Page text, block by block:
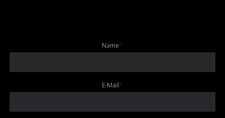
Pflichtfeld
Name*
Pflichtfeld
E-Mail*